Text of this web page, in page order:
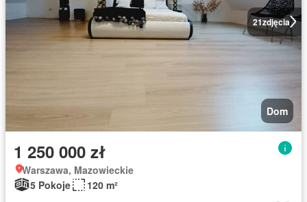
21zdjęcia
Dom
1 250 000 zł
Warszawa, Mazowieckie
5 Pokoje
120 m²